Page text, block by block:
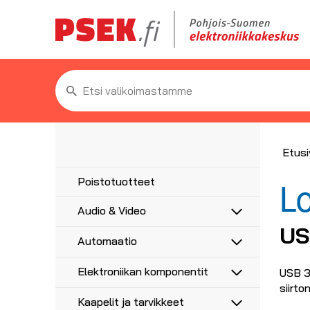
Etsi:
Poistotuotteet
Audio & Video
UHF, VHF, FM
Asennustarvikkeet
Koaksiaalikaapelit liittimillä
Adapterit
Audioadapterit
AV-Liittimet
Automaatio
Anturikaapelit ja -liittimet
Hälytysvalot ja -äänet
Elektroniikan komponentit
Kaapelit ja tarvikkeet
USB